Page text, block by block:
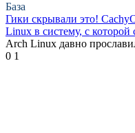
База
Гики скрывали это!
Linux в систему, с
Arch Linux давно
0 1